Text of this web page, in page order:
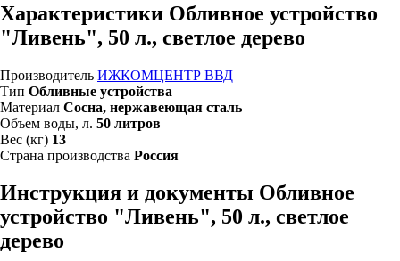
Характеристики Обливное устройство
"Ливень", 50 л., светлое дерево
Производитель ИЖКОМЦЕНТР ВВД
Тип Обливные устройства
Материал Сосна, нержавеющая сталь
Объем воды, л. 50 литров
Вес (кг) 13
Страна производства Россия
Инструкция и документы Обливное
устройство "Ливень", 50 л., светлое
дерево